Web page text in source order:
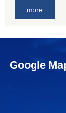
more
Google